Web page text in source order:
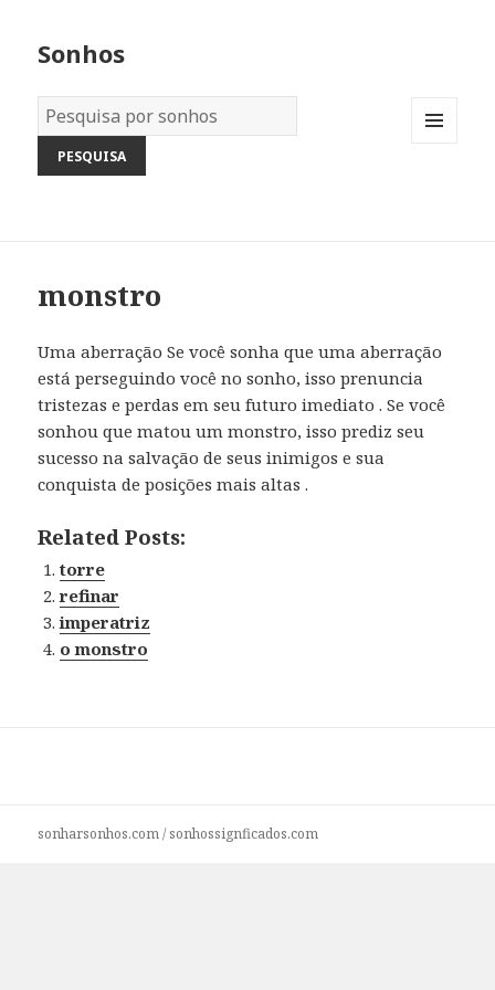
Sonhos
Dicionário
dos
Sonhos:
monstro
Uma aberração Se você sonha que uma aberração
está perseguindo você no sonho, isso prenuncia
tristezas e perdas em seu futuro imediato . Se você
sonhou que matou um monstro, isso prediz seu
sucesso na salvação de seus inimigos e sua
conquista de posições mais altas .
Related Posts:
torre
refinar
imperatriz
o monstro
sonharsonhos.com/sonhossignficados.com